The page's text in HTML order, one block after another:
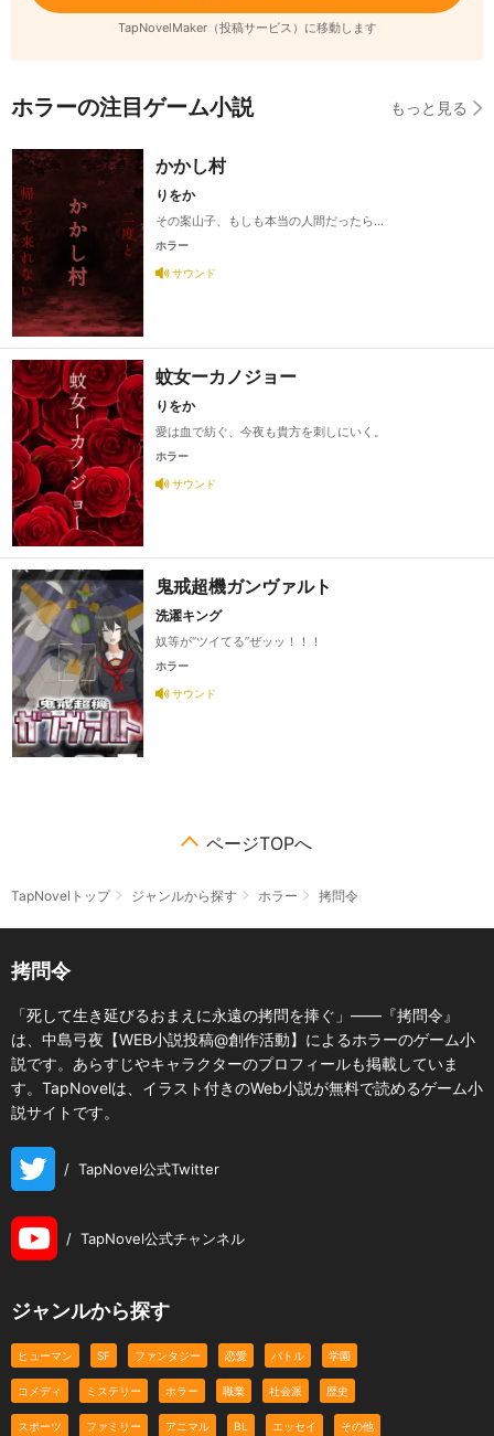
TapNovelMaker（投稿サービス）に移動します
ホラーの注目ゲーム小説 もっと見る
かかし村
りをか
その案山子、もしも本当の人間だったら…
ホラー
サウンド
蚊女ーカノジョー
りをか
愛は血で紡ぐ、今夜も貴方を刺しにいく。
ホラー
サウンド
鬼戒超機ガンヴァルト
洗濯キング
奴等が“ツイてる”ぜッッ！！！
ホラー
サウンド
ページTOPへ
TapNovelトップ ジャンルから探す ホラー 拷問令
拷問令
「死して生き延びるおまえに永遠の拷問を捧ぐ」――『拷問令』
は、中島弓夜【WEB小説投稿@創作活動】によるホラーのゲーム小
説です。あらすじやキャラクターのプロフィールも掲載していま
す。TapNovelは、イラスト付きのWeb小説が無料で読めるゲーム小
説サイトです。
/ TapNovel公式Twitter
/ TapNovel公式チャンネル
ジャンルから探す
ヒューマン SF ファンタジー 恋愛 バトル 学園
コメディ ミステリー ホラー 職業 社会派 歴史
スポーツ ファミリー アニマル BL エッセイ その他